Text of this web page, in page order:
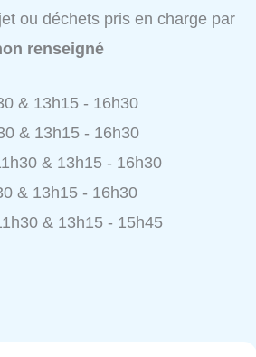
ou déchets pris en charge par
renseigné
& 13h15 - 16h30
& 13h15 - 16h30
& 13h15 - 16h30
& 13h15 - 16h30
& 13h15 - 15h45